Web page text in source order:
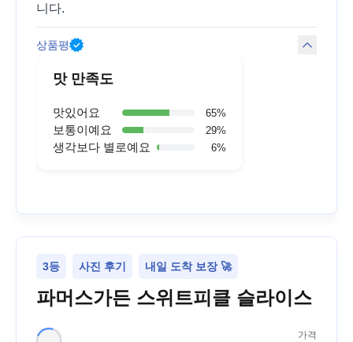
니다.
상품평
맛 만족도
맛있어요 65%
보통이예요 29%
생각보다 별로예요 6%
3등 사진 후기 내일 도착 보장 🚀
파머스가든 스위트피클 슬라이스
가격